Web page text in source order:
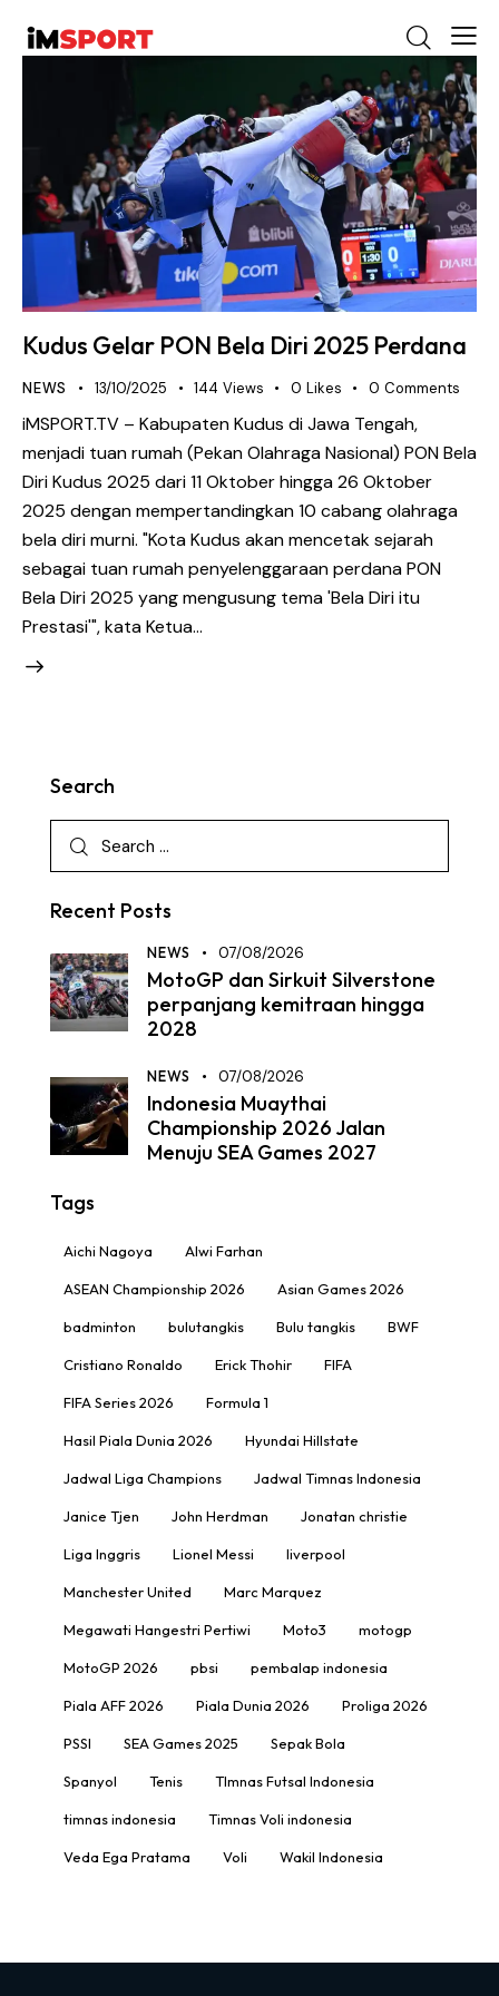
Kudus Gelar PON Bela Diri 2025 Perdana
NEWS 13/10/2025 144 Views 0 Likes 0 Comments
iMSPORT.TV – Kabupaten Kudus di Jawa Tengah,
menjadi tuan rumah (Pekan Olahraga Nasional) PON Bela
Diri Kudus 2025 dari 11 Oktober hingga 26 Oktober
2025 dengan mempertandingkan 10 cabang olahraga
bela diri murni. "Kota Kudus akan mencetak sejarah
sebagai tuan rumah penyelenggaraan perdana PON
Bela Diri 2025 yang mengusung tema 'Bela Diri itu
Prestasi'", kata Ketua…
Search
Recent Posts
NEWS 07/08/2026
MotoGP dan Sirkuit Silverstone
perpanjang kemitraan hingga
2028
NEWS 07/08/2026
Indonesia Muaythai
Championship 2026 Jalan
Menuju SEA Games 2027
Tags
Aichi Nagoya Alwi Farhan
ASEAN Championship 2026 Asian Games 2026
badminton bulutangkis Bulu tangkis BWF
Cristiano Ronaldo Erick Thohir FIFA
FIFA Series 2026 Formula 1
Hasil Piala Dunia 2026 Hyundai Hillstate
Jadwal Liga Champions Jadwal Timnas Indonesia
Janice Tjen John Herdman Jonatan christie
Liga Inggris Lionel Messi liverpool
Manchester United Marc Marquez
Megawati Hangestri Pertiwi Moto3 motogp
MotoGP 2026 pbsi pembalap indonesia
Piala AFF 2026 Piala Dunia 2026 Proliga 2026
PSSI SEA Games 2025 Sepak Bola
Spanyol Tenis TImnas Futsal Indonesia
timnas indonesia Timnas Voli indonesia
Veda Ega Pratama Voli Wakil Indonesia